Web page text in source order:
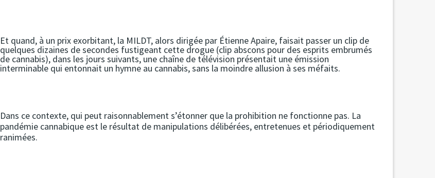
Et quand, à un prix exorbitant, la MILDT, alors dirigée par Étienne Apaire, faisait passer un clip de
quelques dizaines de secondes fustigeant cette drogue (clip abscons pour des esprits embrumés
de cannabis), dans les jours suivants, une chaîne de télévision présentait une émission
interminable qui entonnait un hymne au cannabis, sans la moindre allusion à ses méfaits.
Dans ce contexte, qui peut raisonnablement s’étonner que la prohibition ne fonctionne pas. La
pandémie cannabique est le résultat de manipulations délibérées, entretenues et périodiquement
ranimées.